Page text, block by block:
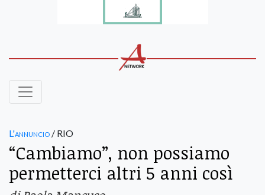
L'annuncio / RIO
“Cambiamo”, non possiamo
permetterci altri 5 anni così